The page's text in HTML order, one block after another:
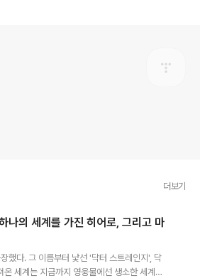
더보기
나의 세계를 가진 히어로, 그리고 마
했다. 그 이름부터 낯선 '닥터 스트레인지', 닥
세계는 지금까지 영웅물에선 생소한 세계이